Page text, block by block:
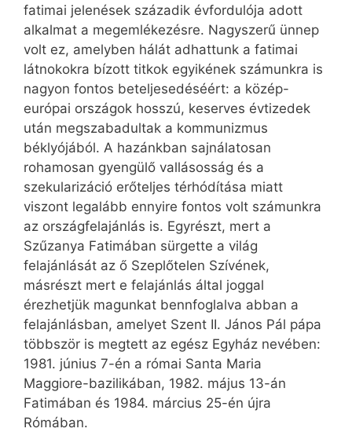
fatimai jelenések századik évfordulója adott
alkalmat a megemlékezésre. Nagyszerű ünnep
volt ez, amelyben hálát adhattunk a fatimai
látnokokra bízott titkok egyikének számunkra is
nagyon fontos beteljesedéséért: a közép-
európai országok hosszú, keserves évtizedek
után megszabadultak a kommunizmus
béklyójából. A hazánkban sajnálatosan
rohamosan gyengülő vallásosság és a
szekularizáció erőteljes térhódítása miatt
viszont legalább ennyire fontos volt számunkra
az országfelajánlás is. Egyrészt, mert a
Szűzanya Fatimában sürgette a világ
felajánlását az ő Szeplőtelen Szívének,
másrészt mert e felajánlás által joggal
érezhetjük magunkat bennfoglalva abban a
felajánlásban, amelyet Szent II. János Pál pápa
többször is megtett az egész Egyház nevében:
1981. június 7-én a római Santa Maria
Maggiore-bazilikában, 1982. május 13-án
Fatimában és 1984. március 25-én újra
Rómában.